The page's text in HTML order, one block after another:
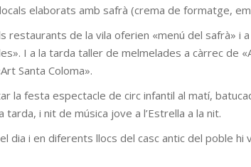
elaborats amb safrà (crema de formatge,
restaurants de la vila oferien «menú del safrà» i
I a la tarda taller de melmelades a càrrec de
Santa Coloma».
la festa espectacle de circ infantil al matí,
tarda, i nit de música jove a l’Estrella a la nit.
dia i en diferents llocs del casc antic del poble